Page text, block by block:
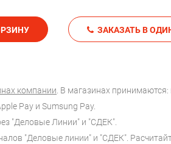
ЗАКАЗАТЬ
компании. В магазинах
Pay и Sumsung Pay.
"Деловые Линии" и "СДЕК".
"Деловые линии" и "СДЕК".